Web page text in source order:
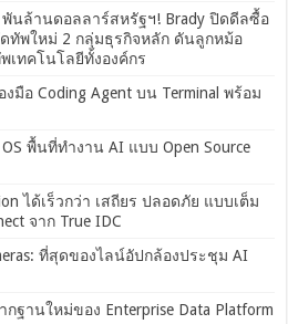
นล้านดอลลาร์สหรัฐฯ! Brady ปิดดีลซื้อ
ดทัพใหม่ 2 กลุ่มธุรกิจหลัก ดันลูกหม้อ
เทคโนโลยีทั้งองค์กร
งมือ Coding Agent บน Terminal พร้อม
พื้นที่ทำงาน AI แบบ Open Source
ได้เร็วกว่า เสถียร ปลอดภัย แบบเต็ม
จาก True IDC
ที่สุดของไลน์อัปกล้องประชุม AI
กฐานใหม่ของ Enterprise Data Platform